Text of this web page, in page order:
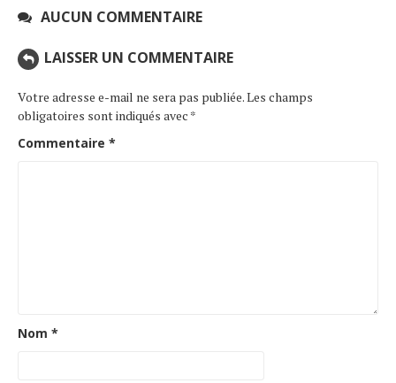
AUCUN COMMENTAIRE
LAISSER UN COMMENTAIRE
Votre adresse e-mail ne sera pas publiée.Les champs
obligatoires sont indiqués avec *
Commentaire *
Nom *